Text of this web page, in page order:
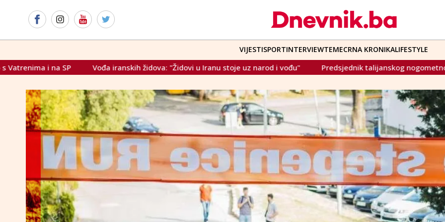
VIJESTISPORTINTERVIEWTEMECRNA KRONIKALIFESTYLE
židova: "Židovi u Iranu stoje uz narod i vođu" Predsjednik talijanskog nogometnog saveza: "Sramotna je ideja